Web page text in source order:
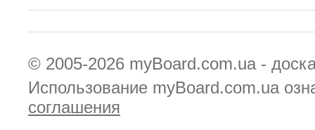
© 2005-2026 myBoard.com.ua -
Использование myBoard.com.ua
соглашения